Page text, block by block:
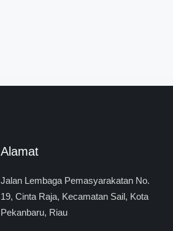
Alamat
Jalan Lembaga Pemasyarakatan No.
19, Cinta Raja, Kecamatan Sail, Kota
Pekanbaru, Riau